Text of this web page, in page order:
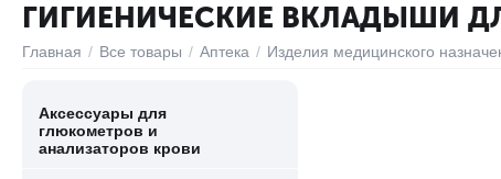
ГИГИЕНИЧЕСКИЕ ВКЛАДЫШИ
Главная / Все товары / Аптека / Изделия медицинского
Аксессуары для
глюкометров и
анализаторов крови